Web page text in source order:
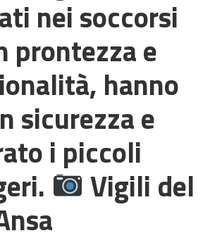
nei soccorsi
prontezza e
hanno
sicurezza e
i piccoli
Vigili del